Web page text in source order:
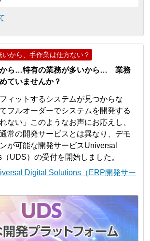
から、手作業は仕方ない？
から…特有の業務が多いから… 業務
ていませんか？
ィットするシステムが見つからな
フルオーダーでシステムを開発する
ない」このようなお声にお応えし、
常の開発サービスとは異なり、デモ
が可能な開発サービスUniversal
UDS）の受付を開始しました。
Digital Solutions（ERP開発サー